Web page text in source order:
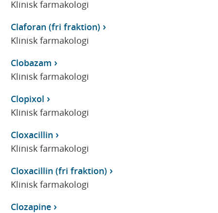
Klinisk farmakologi
Claforan (fri fraktion)
Klinisk farmakologi
Clobazam
Klinisk farmakologi
Clopixol
Klinisk farmakologi
Cloxacillin
Klinisk farmakologi
Cloxacillin (fri fraktion)
Klinisk farmakologi
Clozapine